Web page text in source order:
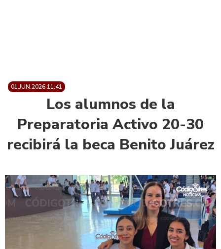
01.JUN.2026 11:41
Los alumnos de la
Preparatoria Activo 20-30
recibirá la beca Benito Juárez